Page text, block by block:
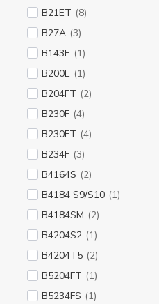
B21ET (8)
B27A (3)
B143E (1)
B200E (1)
B204FT (2)
B230F (4)
B230FT (4)
B234F (3)
B4164S (2)
B4184 S9/S10 (1)
B4184SM (2)
B4204S2 (1)
B4204T5 (2)
B5204FT (1)
B5234FS (1)